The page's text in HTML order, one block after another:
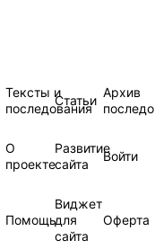
Тексты и
последования
Статьи
Архив
О
проекте
Развитие
сайта
Войти
Помощь
Виджет
для
сайта
Оферта